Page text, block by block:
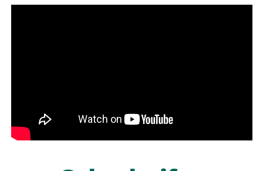
La Dirección de Gestión Ecológica y Manejo de